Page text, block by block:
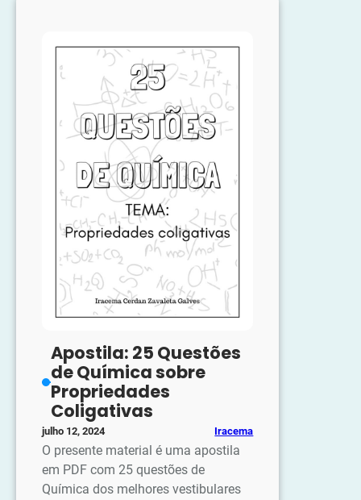
Vestibular
de
Química:
pH
Apostila: 25 Questões
de Química sobre
Propriedades
Coligativas
julho 12, 2024 Iracema
O presente material é uma apostila
em PDF com 25 questões de
Química dos melhores vestibulares